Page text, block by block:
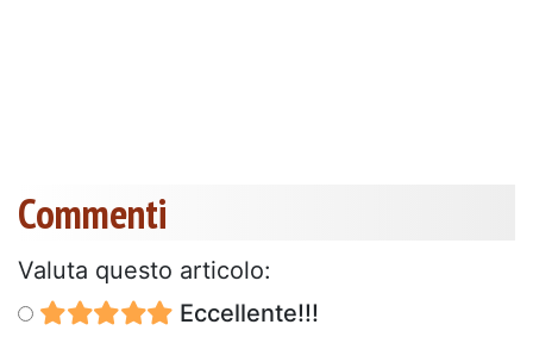
Commenti
Valuta questo articolo:
Eccellente!!!